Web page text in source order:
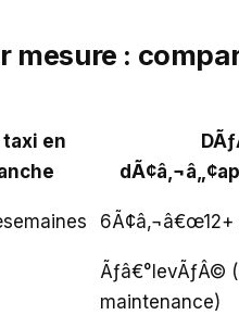
mesure :
en
6Ã¢â‚¬â€œ12+
Ãƒâ€°levÃƒÂ©
maintenance)